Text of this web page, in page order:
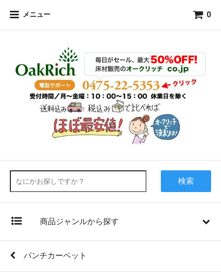
メニュー 0
検索
商品ジャンルから探す
パンチカーペット